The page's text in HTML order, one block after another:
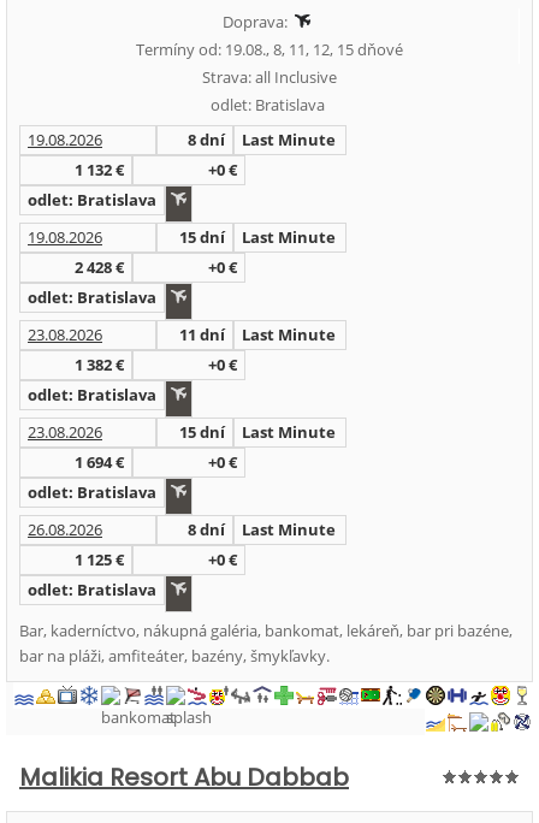
Doprava:
Termíny od: 19.08., 8, 11, 12, 15 dňové
Strava: all Inclusive
odlet: Bratislava
19.08.2026
8 dní
Last Minute
1 132 €
+0 €
odlet: Bratislava
19.08.2026
15 dní
Last Minute
2 428 €
+0 €
odlet: Bratislava
23.08.2026
11 dní
Last Minute
1 382 €
+0 €
odlet: Bratislava
23.08.2026
15 dní
Last Minute
1 694 €
+0 €
odlet: Bratislava
26.08.2026
8 dní
Last Minute
1 125 €
+0 €
odlet: Bratislava
Bar, kaderníctvo, nákupná galéria, bankomat, lekáreň, bar pri bazéne,
bar na pláži, amfiteáter, bazény, šmykľavky.
Malikia Resort Abu Dabbab